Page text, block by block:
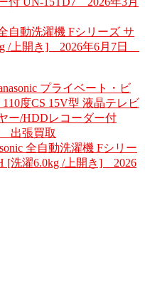
自動洗濯機 Fシリーズ サ
/上開き] 2026年6月7日
プライベート・ビ
度CS 15V型 液晶テレビ
ー/HDDレコーダー付
出張買取
全自動洗濯機 Fシリー
[洗濯6.0kg /上開き] 2026